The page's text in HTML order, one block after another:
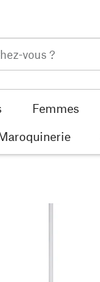
Femmes